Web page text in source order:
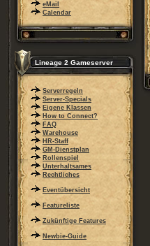
eMail
Calendar
Lineage 2 Gameserver
Serverregeln
Server-Specials
Eigene Klassen
How to Connect?
FAQ
Warehouse
HR-Staff
GM-Dienstplan
Rollenspiel
Unterhaltsames
Rechtliches
Eventübersicht
Featureliste
Zukünftige Features
Newbie-Guide